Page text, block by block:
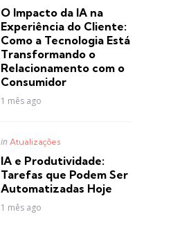
O Impacto da IA na
Experiência do Cliente:
Como a Tecnologia Está
Transformando o
Relacionamento com o
Consumidor
1 mês ago
Posted
in Atualizações
IA e Produtividade:
Tarefas que Podem Ser
Automatizadas Hoje
1 mês ago